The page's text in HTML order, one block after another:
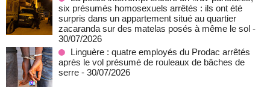
six présumés homosexuels arrêtés : ils ont été
surpris dans un appartement situé au quartier
zacaranda sur des matelas posés à même le sol -
30/07/2026
Linguère : quatre employés du Prodac arrêtés
après le vol présumé de rouleaux de bâches de
serre - 30/07/2026